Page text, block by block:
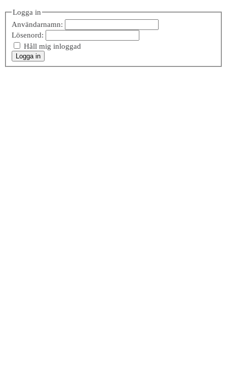
Logga in
Användarnamn:
Lösenord:
Håll mig inloggad
Logga in